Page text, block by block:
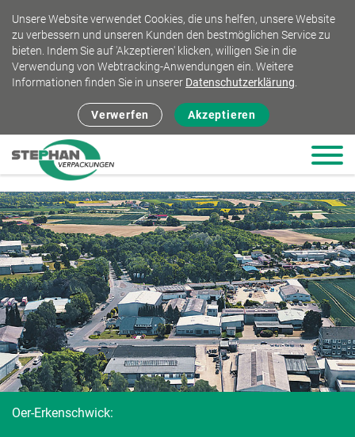
Unsere Website verwendet Cookies, die uns helfen, unsere Website
zu verbessern und unseren Kunden den bestmöglichen Service zu
bieten. Indem Sie auf 'Akzeptieren' klicken, willigen Sie in die
Verwendung von Webtracking-Anwendungen ein. Weitere
Informationen finden Sie in unserer Datenschutzerklärung.
Verwerfen Akzeptieren
Oer-Erkenschwick: